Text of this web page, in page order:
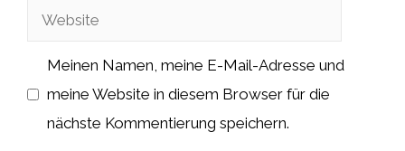
Website
Meinen Namen, meine E-Mail-Adresse und
meine Website in diesem Browser für die
nächste Kommentierung speichern.